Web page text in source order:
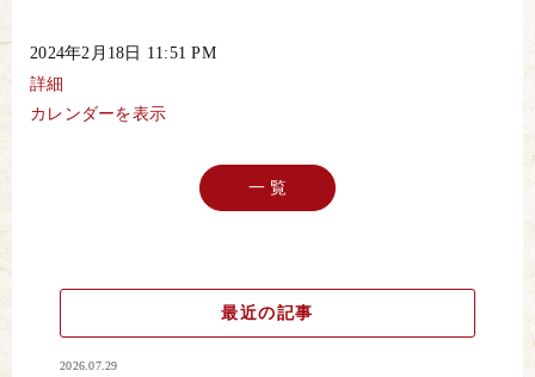
桃
宴
お
様
2024年2月18日 11:51 PM
詳細
カレンダーを表示
一 覧
最近の記事
2026.07.29